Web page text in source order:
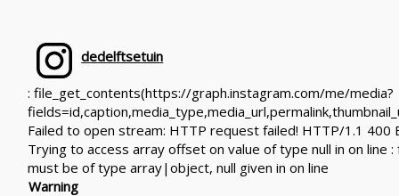
dedelftsetuin
: file_get_contents(https://graph.instagram.com/me/media?
Failed to open stream: HTTP request failed! HTTP/1.1 400
Trying to access array offset on value of type null inon line:
must be of type array|object, null given inon line
Warning